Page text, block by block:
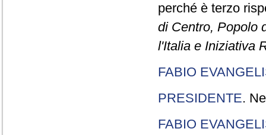
perché è terzo
di Centro, Popolo
l'Italia e Iniziativa
FABIO
PRESIDENTE.
FABIO